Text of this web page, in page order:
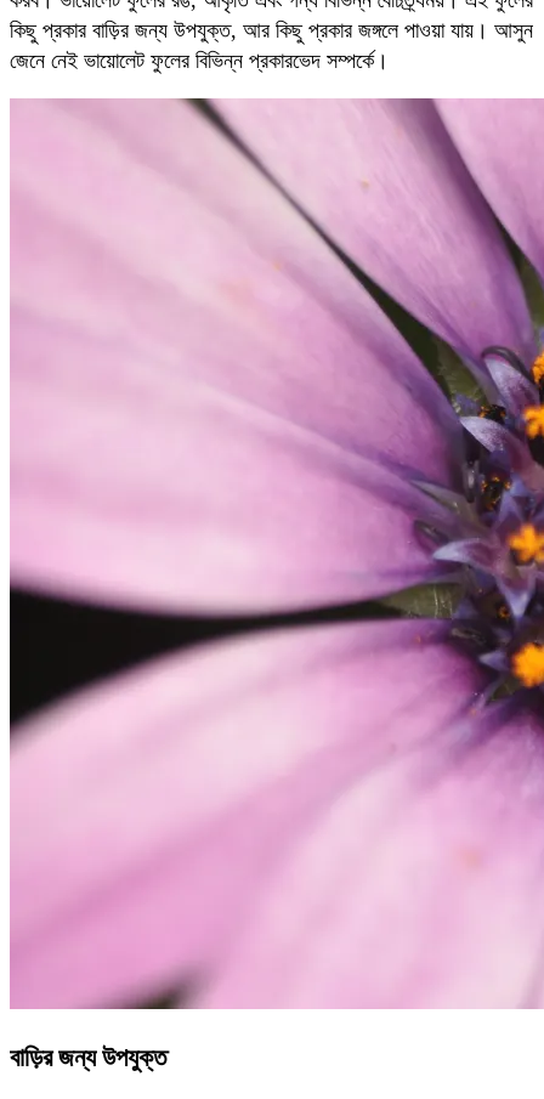
কিছু প্রকার বাড়ির জন্য উপযুক্ত, আর কিছু প্রকার জঙ্গলে পাওয়া যায়। আসুন
জেনে নেই ভায়োলেট ফুলের বিভিন্ন প্রকারভেদ সম্পর্কে।
বাড়ির জন্য উপযুক্ত